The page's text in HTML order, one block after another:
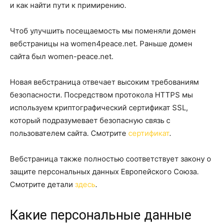
и как найти пути к примирению.
Чтоб улучшить посещаемость мы поменяли домен
вебстраницы на women4peace.net. Раньше домен
сайта был women-peace.net.
Новая вебстраница отвечает высоким требованиям
безопасности. Посредством протокола HTTPS мы
используем криптографический сертификат SSL,
который подразумевает безопасную связь с
пользователем сайта. Смотрите сертификат.
Вебстраница также полностью соответствует закону о
защите персональных данных Европейского Союза.
Смотрите детали здесь.
Какие персональные данные